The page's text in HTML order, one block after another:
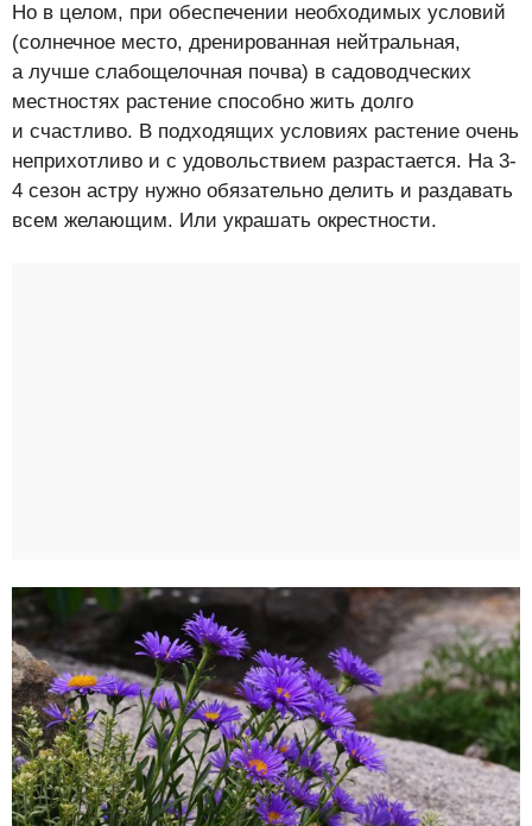
Но в целом, при обеспечении необходимых условий
(солнечное место, дренированная нейтральная,
а лучше слабощелочная почва) в садоводческих
местностях растение способно жить долго
и счастливо. В подходящих условиях растение очень
неприхотливо и с удовольствием разрастается. На 3-
4 сезон астру нужно обязательно делить и раздавать
всем желающим. Или украшать окрестности.